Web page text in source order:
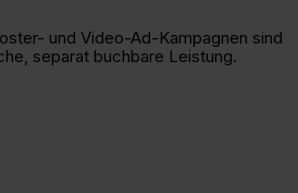
und Video-Ad-Kampagnen sind
separat buchbare Leistung.